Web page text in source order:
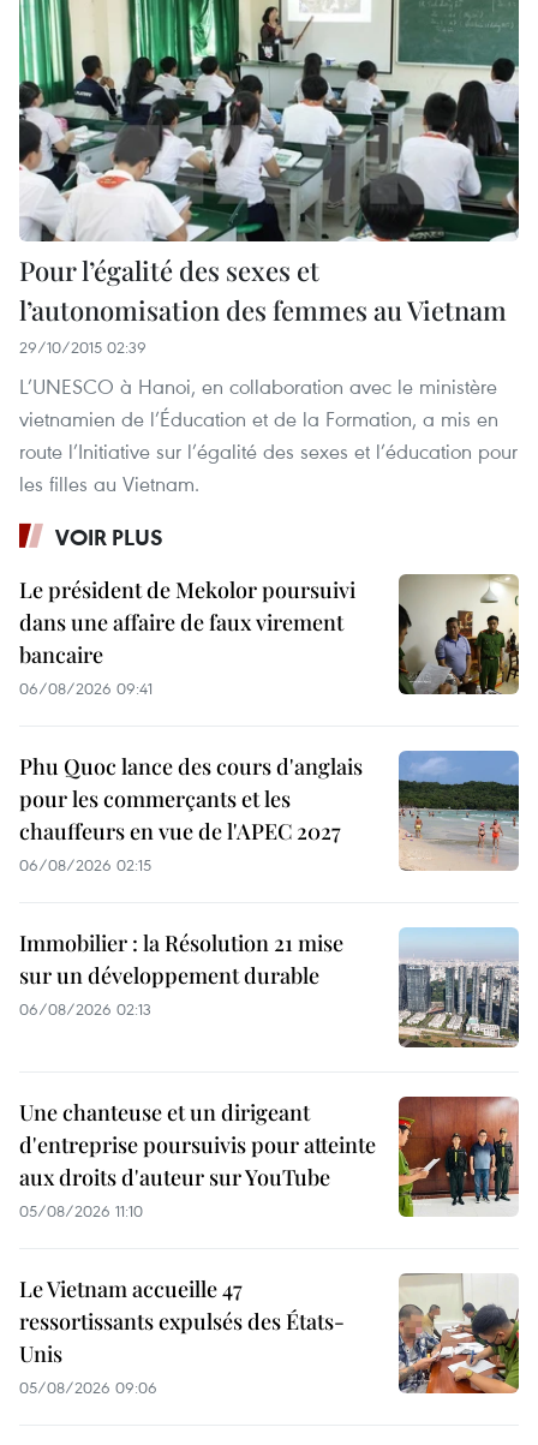
Pour l’égalité des sexes et
l’autonomisation des femmes au Vietnam
29/10/2015 02:39
L’UNESCO à Hanoi, en collaboration avec le ministère
vietnamien de l’Éducation et de la Formation, a mis en
route l’Initiative sur l’égalité des sexes et l’éducation pour
les filles au Vietnam.
VOIR PLUS
Le président de Mekolor poursuivi
dans une affaire de faux virement
bancaire
06/08/2026 09:41
Phu Quoc lance des cours d'anglais
pour les commerçants et les
chauffeurs en vue de l'APEC 2027
06/08/2026 02:15
Immobilier : la Résolution 21 mise
sur un développement durable
06/08/2026 02:13
Une chanteuse et un dirigeant
d'entreprise poursuivis pour atteinte
aux droits d'auteur sur YouTube
05/08/2026 11:10
Le Vietnam accueille 47
ressortissants expulsés des États-
Unis
05/08/2026 09:06